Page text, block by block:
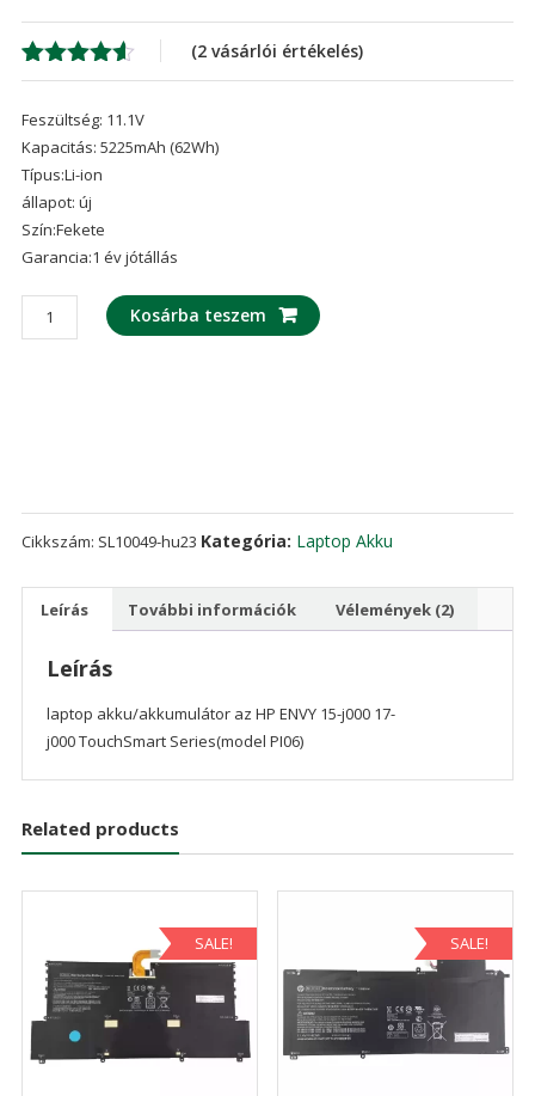
Értékelés
ből,
2
értékelés
alapján
(2 vásárlói értékelés)
Feszültség: 11.1V
Kapacitás: 5225mAh (62Wh)
Típus:Li-ion
állapot: új
Szín:Fekete
Garancia:1 év jótállás
laptop
akku/akkumulátor
Kosárba teszem
Cikkszám: SL10049-hu23 Kategória: Laptop Akku
Leírás További információk Vélemények (2)
Leírás
laptop akku/akkumulátor az HP ENVY 15-j000 17-
j000 TouchSmart Series(model PI06)
Related products
SALE! SALE!